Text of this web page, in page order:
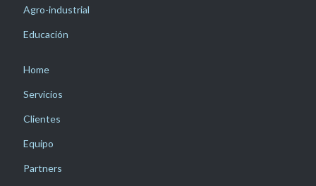
Agro-industrial
Educación
Home
Servicios
Clientes
Equipo
Partners